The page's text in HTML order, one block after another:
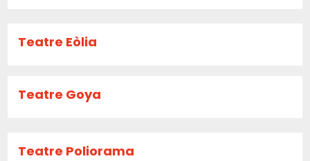
Teatre Eòlia
Teatre Goya
Teatre Poliorama